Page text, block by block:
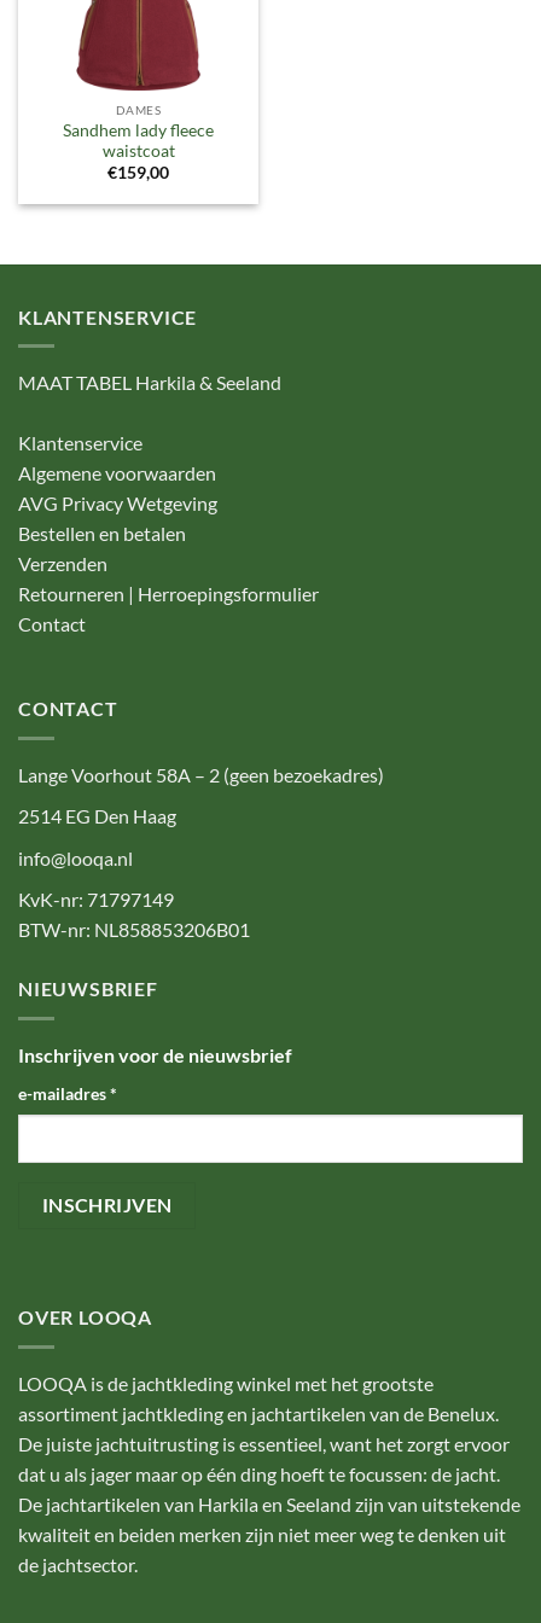
DAMES
Sandhem lady fleece
waistcoat
€159,00
KLANTENSERVICE
MAAT TABEL Harkila & Seeland
Klantenservice
Algemene voorwaarden
AVG Privacy Wetgeving
Bestellen en betalen
Verzenden
Retourneren | Herroepingsformulier
Contact
CONTACT
Lange Voorhout 58A – 2 (geen bezoekadres)
2514 EG Den Haag
info@looqa.nl
KvK-nr: 71797149
BTW-nr: NL858853206B01
NIEUWSBRIEF
Inschrijven voor de nieuwsbrief
e-mailadres*
OVER LOOQA
LOOQA is de jachtkleding winkel met het grootste
assortiment jachtkleding en jachtartikelen van de Benelux.
De juiste jachtuitrusting is essentieel, want het zorgt ervoor
dat u als jager maar op één ding hoeft te focussen: de jacht.
De jachtartikelen van Harkila en Seeland zijn van uitstekende
kwaliteit en beiden merken zijn niet meer weg te denken uit
de jachtsector.